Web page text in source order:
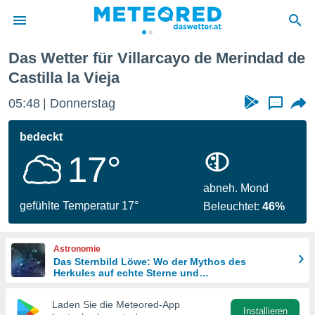
dass
von
diese
die
Das Wetter für Villarcayo de Merindad de
Castilla la Vieja
05:48 Donnerstag ...
bedeckt
17°
gefühlte Temperatur 17°
abneh. Mond
Beleuchtet:46%
Astronomie
Das Sternbild Löwe: Wo der Mythos des
Herkules auf echte Sterne und
Laden Sie die Meteored-App
Installieren